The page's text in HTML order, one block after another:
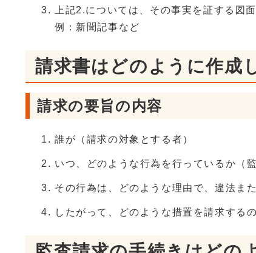
上記2.については、その事実を証する図
例：新聞記事など
請求書はどのように作成
請求の要旨の内容
誰が（請求の対象とする者）
いつ、どのような行為を行っているか（
その行為は、どのような理由で、違法ま
したがって、どのような措置を請求する